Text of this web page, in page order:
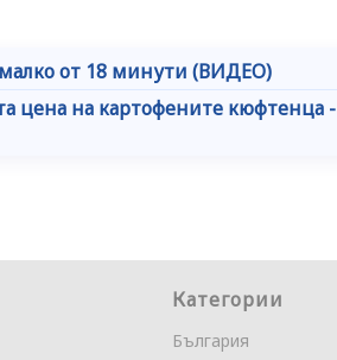
от 18 минути (ВИДЕО)
цена на картофените кюфтенца -
Категории
България